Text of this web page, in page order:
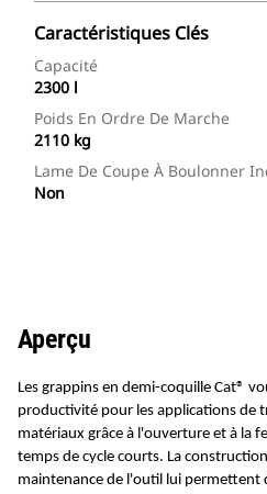
Caractéristiques Clés
Capacité
2300 l
Poids En Ordre De Marche
2110 kg
Lame De Coupe À Boulonner
Non
Aperçu
Les grappins en demi-coquille Cat®
productivité pour les applications de
matériaux grâce à l'ouverture et à la
temps de cycle courts. La
maintenance de l'outil lui